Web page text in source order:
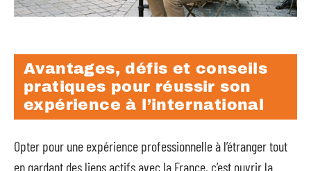
Avantages, défis et conseils
pratiques pour réussir son
expérience à l’international
Opter pour une expérience professionnelle à l’étranger tout
en gardant des liens actifs avec la France, c’est ouvrir la